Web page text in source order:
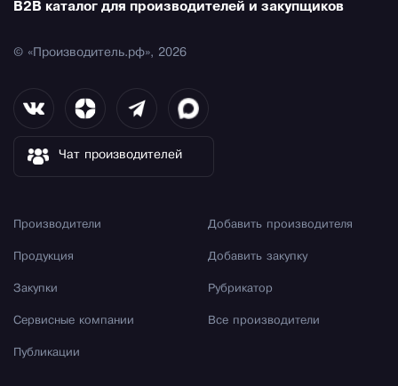
B2B каталог для производителей и закупщиков
© «Производитель.рф», 2026
Чат производителей
Производители
Продукция
Закупки
Сервисные компании
Публикации
Добавить производителя
Добавить закупку
Рубрикатор
Все производители